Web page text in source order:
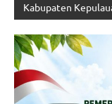
Kabupaten